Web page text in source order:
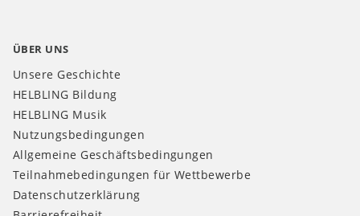
ÜBER UNS
Unsere Geschichte
HELBLING Bildung
HELBLING Musik
Nutzungsbedingungen
Allgemeine Geschäftsbedingungen
Teilnahmebedingungen für Wettbewerbe
Datenschutzerklärung